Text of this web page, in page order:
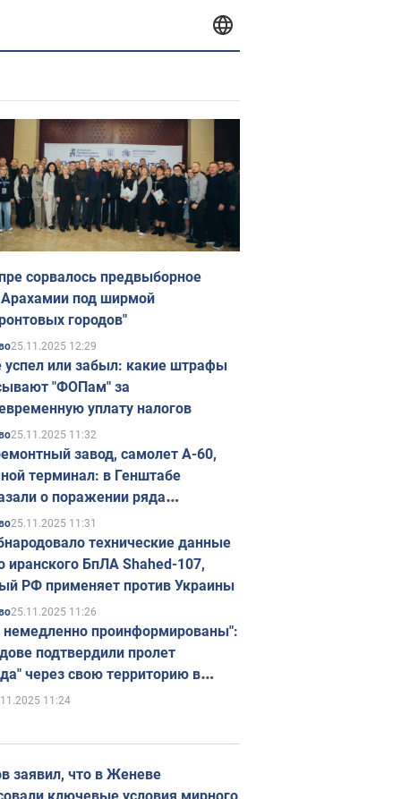
сорвалось предвыборное
Арахамии под ширмой
городов"
25.11.2025 12:29
успел или забыл: какие штрафы
"ФОПам" за
уплату налогов
25.11.2025 11:32
завод, самолет А-60,
терминал: в Генштабе
о поражении ряда
объектов России
25.11.2025 11:31
технические данные
иранского БпЛА Shahed-107,
РФ применяет против Украины
25.11.2025 11:26
проинформированы":
подтвердили пролет
через свою территорию в
11:24
заявил, что в Женеве